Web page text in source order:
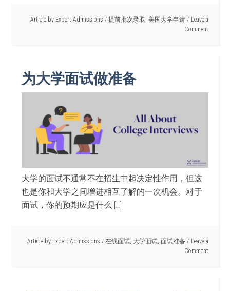
Article by Expert Admissions / 提前批次录取, 美国大学申请
Leave a
Comment
为大学面试做准备
大学的面试不通常不在招生中起决定性作用，但这
也是你和大学之间增进相互了解的一次机会。对于
面试，你的预期应是什么 […]
Article by Expert Admissions / 在线面试, 大学面试, 面试准备
Leave a
Comment